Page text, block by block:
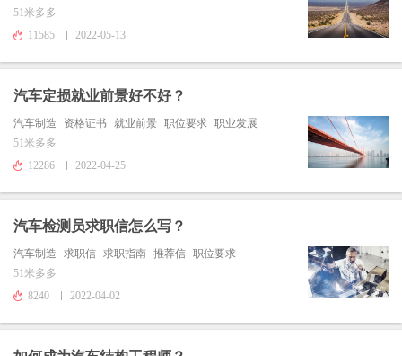
51米多多
11585
2022-05-13
汽车定损就业前景好不好？
汽车制造 资格证书 就业前景 职位要求 职业发展
51米多多
12286
2022-04-25
汽车检测员求职信怎么写？
汽车制造 求职信 求职指南 推荐信 职位要求
51米多多
8240
2022-04-02